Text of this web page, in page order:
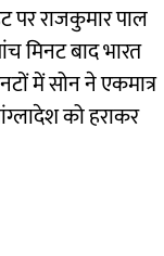
पर राजकुमार पाल
मिनट बाद भारत
में सोन ने एकमात्र
को हराकर